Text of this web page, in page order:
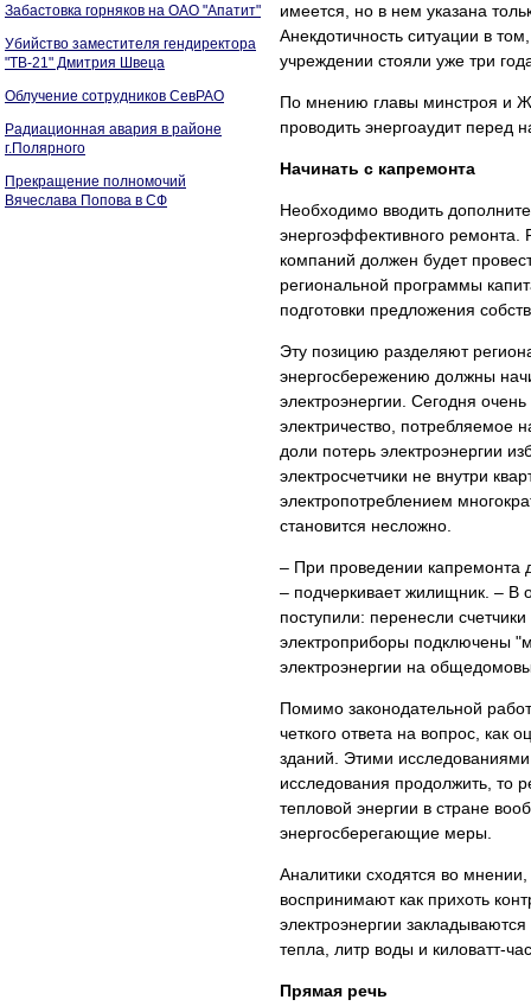
Забастовка горняков на ОАО "Апатит"
Убийство заместителя гендиректора
"ТВ-21" Дмитрия Швеца
Облучение сотрудников СевРАО
Радиационная авария в районе
г.Полярного
Прекращение полномочий
Вячеслава Попова в СФ
имеется, но в нем указана
Анекдотичность ситуации в
учреждении стояли уже три
По мнению главы минстроя и
проводить энергоаудит перед
Начинать с капремонта
Необходимо вводить
энергоэффективного ремонта.
компаний должен будет
региональной программы
подготовки предложения
Эту позицию разделяют
энергосбережению должны
электроэнергии. Сегодня
электричество,
доли потерь электроэнергии
электросчетчики не внутри
электропотреблением
становится несложно.
– При проведении капремонта
– подчеркивает жилищник. – В
поступили: перенесли
электроприборы подключены
электроэнергии на
Помимо законодательной
четкого ответа на вопрос, как
зданий. Этими
исследования продолжить, то
тепловой энергии в стране
энергосберегающие меры.
Аналитики сходятся во
воспринимают как прихоть
электроэнергии
тепла, литр воды и киловатт-
Прямая речь